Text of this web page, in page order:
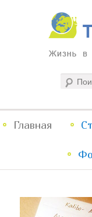
Traveliving
Жизнь в постоянном
менюГлавная